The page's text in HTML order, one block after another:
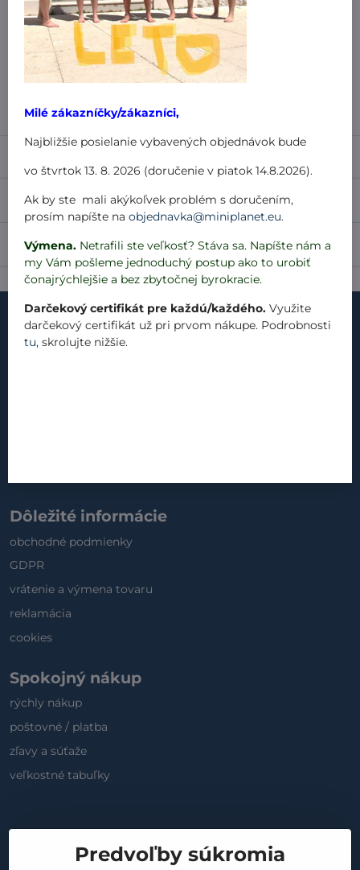
Nákup za:
60,99 € doručíme za 3,99 €
61 € doručíme za 1,99 €
101 € a viac doručíme zadarmo
Recenzie 0
Diskusia 0
Dôležité informácie
obchodné podmienky
GDPR
vrátenie a výmena tovaru
reklamácia
cookies
Spokojný nákup
rýchly nákup
poštovné / platba
zľavy a súťaže
veľkostné tabuľky
Predvoľby súkromia
Milé zákazníčky/zákazníci,
Najbližšie posielanie vybavených objednávok bude
vo štvrtok 13. 8. 2026 (doručenie v piatok 14.8.2026).
Ak by ste mali akýkoľvek problém s doručením,
prosím napíšte naobjednavka@miniplanet.eu.
Výmena. Netrafili ste veľkosť? Stáva sa. Napíšte nám a
my Vám pošleme jednoduchý postup ako to urobiť
čonajrýchlejšie a bez zbytočnej byrokracie.
Darčekový certifikát pre každú/každého. Využite
darčekový certifikát už pri prvom nákupe. Podrobnosti
tu, skrolujte nižšie.